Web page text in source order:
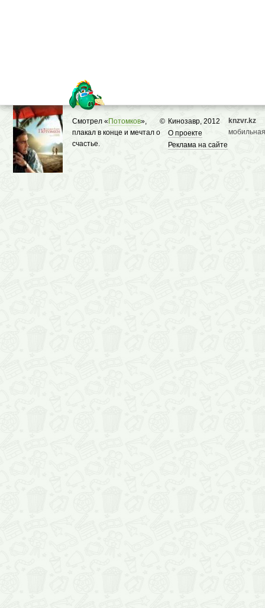
© Кинозавр, 2012
О проекте
Реклама на сайте
Смотрел « Потомков»,
плакал в конце и мечтал о
счастье.
knzvr.kz